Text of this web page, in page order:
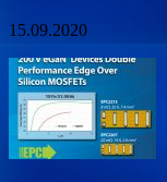
15.09.2020